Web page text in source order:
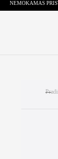
NEMOKAMAS
You